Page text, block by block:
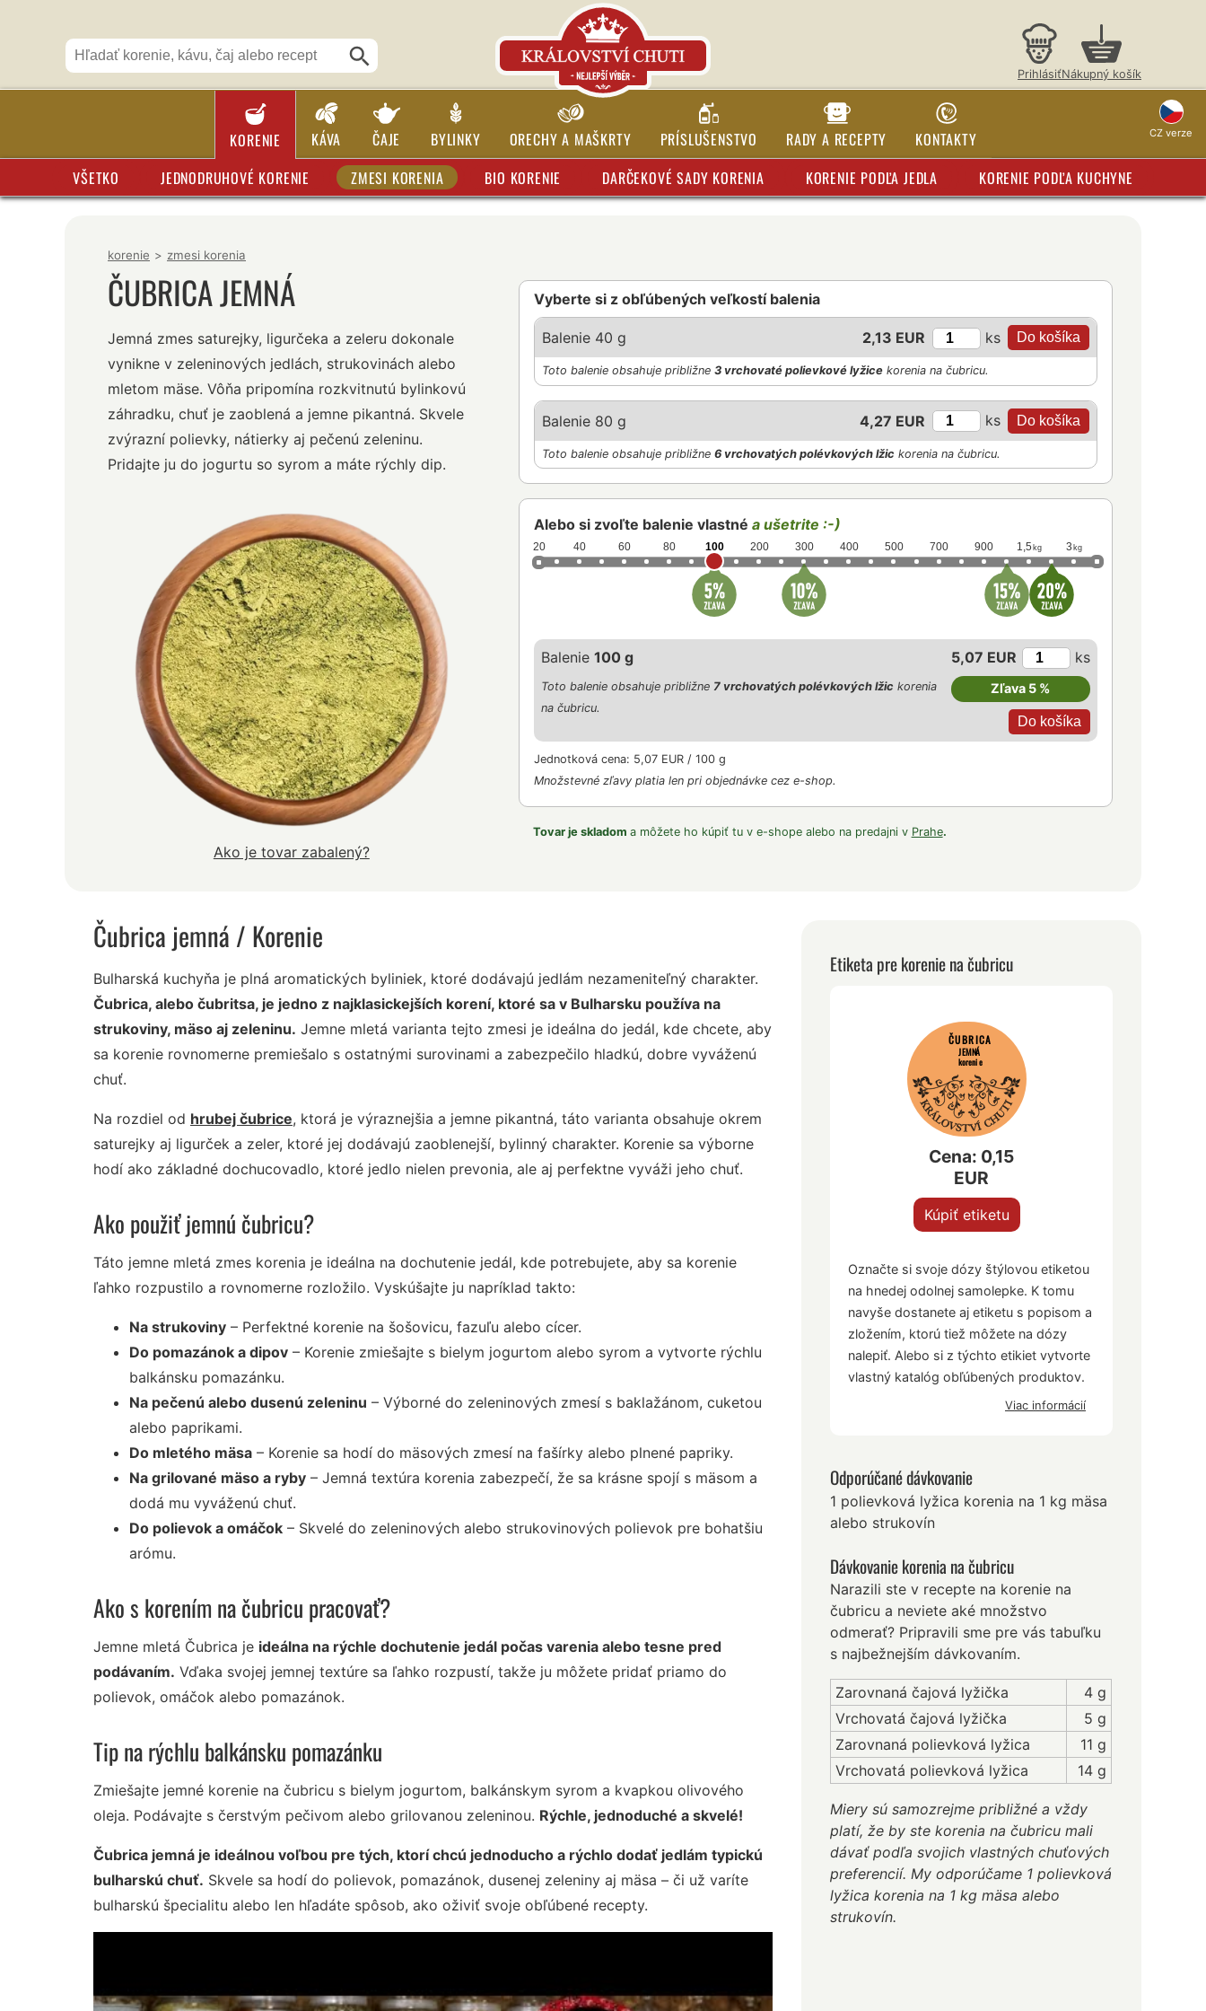
PrihlásiťNákupný košík
KORENIE KÁVA ČAJE BYLINKY ORECHY A MAŠKRTY PRÍSLUŠENSTVO RADY A RECEPTY KONTAKTY CZ verze
VŠETKO JEDNODRUHOVÉ KORENIE ZMESI KORENIA BIO KORENIE DARČEKOVÉ SADY KORENIA KORENIE PODĽA JEDLA KORENIE PODĽA KUCHYNE
korenie > zmesi korenia
ČUBRICA JEMNÁ
Jemná zmes saturejky, ligurčeka a zeleru dokonale
vynikne v zeleninových jedlách, strukovinách alebo
mletom mäse. Vôňa pripomína rozkvitnutú bylinkovú
záhradku, chuť je zaoblená a jemne pikantná. Skvele
zvýrazní polievky, nátierky aj pečenú zeleninu.
Pridajte ju do jogurtu so syrom a máte rýchly dip.
Ako je tovar zabalený?
Vyberte si z obľúbených veľkostí balenia
Balenie 40 g 2,13 EUR ks
Toto balenie obsahuje približne 3 vrchovaté polievkové lyžicekorenia na čubricu.
Balenie 80 g 4,27 EUR ks
Toto balenie obsahuje približne 6 vrchovatých polévkových lžic korenia na čubricu.
Alebo si zvoľte balenie vlastné a ušetrite :-)
20 40 60 80 100 200 300 400 500 700 900 1,5 kg 3 kg
Balenie 100 g 5,07 EUR ks
Zľava 5 %
Toto balenie obsahuje približne 7 vrchovatých polévkových lžic korenia
na čubricu.
Jednotková cena: 5,07 EUR / 100 g
Množstevné zľavy platia len pri objednávke cez e-shop.
Tovar je skladom a môžete ho kúpiť tu v e-shope alebo na predajni v Prahe.
Čubrica jemná / Korenie
Bulharská kuchyňa je plná aromatických byliniek, ktoré dodávajú jedlám nezameniteľný charakter.
Čubrica, alebo čubritsa, je jedno z najklasickejších korení, ktoré sa v Bulharsku používa na
strukoviny, mäso aj zeleninu. Jemne mletá varianta tejto zmesi je ideálna do jedál, kde chcete, aby
sa korenie rovnomerne premiešalo s ostatnými surovinami a zabezpečilo hladkú, dobre vyváženú
chuť.
Na rozdiel od hrubej čubrice, ktorá je výraznejšia a jemne pikantná, táto varianta obsahuje okrem
saturejky aj ligurček a zeler, ktoré jej dodávajú zaoblenejší, bylinný charakter. Korenie sa výborne
hodí ako základné dochucovadlo, ktoré jedlo nielen prevonia, ale aj perfektne vyváži jeho chuť.
Ako použiť jemnú čubricu?
Táto jemne mletá zmes korenia je ideálna na dochutenie jedál, kde potrebujete, aby sa korenie
ľahko rozpustilo a rovnomerne rozložilo. Vyskúšajte ju napríklad takto:
Na strukoviny – Perfektné korenie na šošovicu, fazuľu alebo cícer.
Do pomazánok a dipov – Korenie zmiešajte s bielym jogurtom alebo syrom a vytvorte rýchlu
balkánsku pomazánku.
Na pečenú alebo dusenú zeleninu – Výborné do zeleninových zmesí s baklažánom, cuketou
alebo paprikami.
Do mletého mäsa – Korenie sa hodí do mäsových zmesí na fašírky alebo plnené papriky.
Na grilované mäso a ryby – Jemná textúra korenia zabezpečí, že sa krásne spojí s mäsom a
dodá mu vyváženú chuť.
Do polievok a omáčok – Skvelé do zeleninových alebo strukovinových polievok pre bohatšiu
arómu.
Ako s korením na čubricu pracovať?
Jemne mletá Čubrica je ideálna na rýchle dochutenie jedál počas varenia alebo tesne pred
podávaním. Vďaka svojej jemnej textúre sa ľahko rozpustí, takže ju môžete pridať priamo do
polievok, omáčok alebo pomazánok.
Tip na rýchlu balkánsku pomazánku
Zmiešajte jemné korenie na čubricu s bielym jogurtom, balkánskym syrom a kvapkou olivového
oleja. Podávajte s čerstvým pečivom alebo grilovanou zeleninou. Rýchle, jednoduché a skvelé!
Čubrica jemná je ideálnou voľbou pre tých, ktorí chcú jednoducho a rýchlo dodať jedlám typickú
bulharskú chuť. Skvele sa hodí do polievok, pomazánok, dusenej zeleniny aj mäsa – či už varíte
bulharskú špecialitu alebo len hľadáte spôsob, ako oživiť svoje obľúbené recepty.
Etiketa pre korenie na čubricu
ČUBRICA
JEMNÁ
korenie
Cena: 0,15
EUR
Kúpiť etiketu
Označte si svoje dózy štýlovou etiketou
na hnedej odolnej samolepke. K tomu
navyše dostanete aj etiketu s popisom a
zložením, ktorú tiež môžete na dózy
nalepiť. Alebo si z týchto etikiet vytvorte
vlastný katalóg obľúbených produktov.
Viac informácií
Odporúčané dávkovanie
1 polievková lyžica korenia na 1 kg mäsa
alebo strukovín
Dávkovanie korenia na čubricu
Narazili ste v recepte na korenie na
čubricu a neviete aké množstvo
odmerať? Pripravili sme pre vás tabuľku
s najbežnejším dávkovaním.
Zarovnaná čajová lyžička
4 g
Vrchovatá čajová lyžička
5 g
Zarovnaná polievková lyžica
11 g
Vrchovatá polievková lyžica
14 g
Miery sú samozrejme približné a vždy
platí, že by ste korenia na čubricu mali
dávať podľa svojich vlastných chuťových
preferencií. My odporúčame 1 polievková
lyžica korenia na 1 kg mäsa alebo
strukovín.